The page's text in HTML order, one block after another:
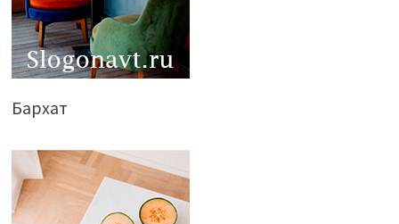
Бархат